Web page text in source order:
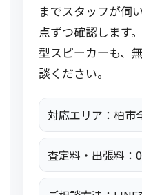
までスタッフが伺
点ずつ確認します
型スピーカーも、
談ください。
対応エリア：柏市
査定料・出張料：